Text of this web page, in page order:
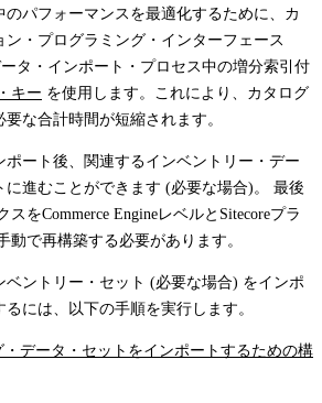
のパフォーマンスを最適化するために、カ
ン・プログラミング・インターフェース
タ・インポート・プロセス中の増分索引付
キー を使用します。これにより、カタログ
な合計時間が短縮されます。
ポート後、関連するインベントリー・デー
に進むことができます (必要な場合)。 最後
をCommerce EngineレベルとSitecoreプラ
動で再構築する必要があります。
ベントリー・セット (必要な場合) をインポ
には、以下の手順を実行します。
データ・セットをインポートするための構